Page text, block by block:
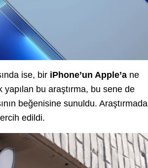
ise, bir iPhone’un Apple’a ne
bu araştırma, bu sene de
beğenisine sunuldu. Araştırmada
edildi.